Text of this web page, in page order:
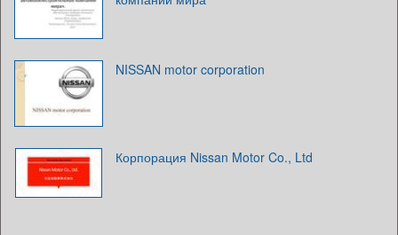
NISSAN motor corporation
Корпорация Nissan Motor Co., Ltd